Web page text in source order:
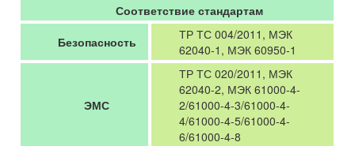
Соответствие стандартам
Безопасность
ТР ТС 004/2011, МЭК
62040-1, МЭК 60950-1
ЭМС
ТР ТС 020/2011, МЭК
62040-2, МЭК 61000-4-
2/61000-4-3/61000-4-
4/61000-4-5/61000-4-
6/61000-4-8